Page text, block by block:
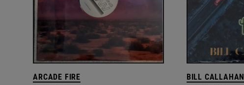
ARCADE FIRE BILL CALLAHAN